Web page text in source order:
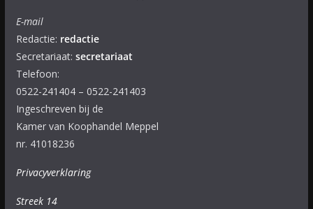
E-mail
Redactie: redactie
Secretariaat: secretariaat
Telefoon:
0522-241404 – 0522-241403
Ingeschreven bij de
Kamer van Koophandel Meppel
nr. 41018236
Privacyverklaring
Streek 14